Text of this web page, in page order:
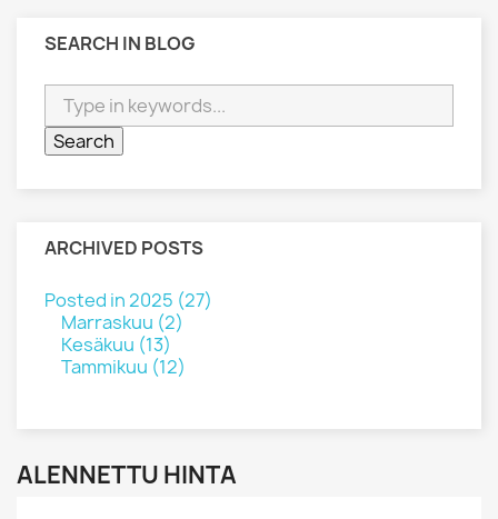
SEARCH IN BLOG
ARCHIVED POSTS
Posted in 2025 (27)
Marraskuu (2)
Kesäkuu (13)
Tammikuu (12)
ALENNETTU HINTA